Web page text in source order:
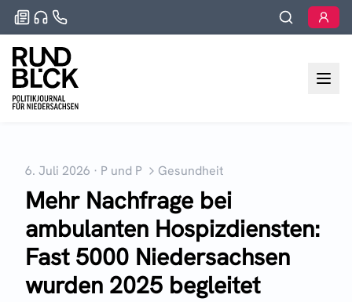
6. Juli 2026 · P und P Gesundheit
Mehr Nachfrage bei
ambulanten Hospizdiensten:
Fast 5000 Niedersachsen
wurden 2025 begleitet